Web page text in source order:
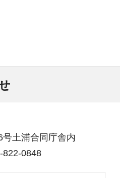
土浦合同庁舎内
822-0848